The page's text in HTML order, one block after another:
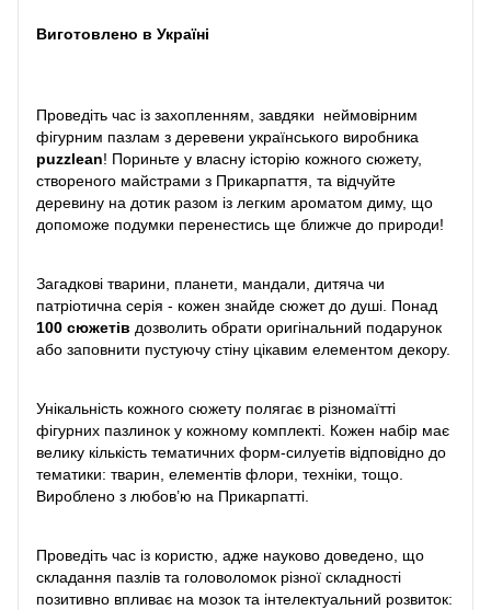
Виготовлено в Україні
Проведіть час із захопленням, завдяки неймовірним
фігурним пазлам з деревени українського виробника
puzzlean! Пориньте у власну історію кожного сюжету,
створеного майстрами з Прикарпаття, та відчуйте
деревину на дотик разом із легким ароматом диму, що
допоможе подумки перенестись ще ближче до природи!
Загадкові тварини, планети, мандали, дитяча чи
патріотична серія - кожен знайде сюжет до душі. Понад
100 сюжетів дозволить обрати оригінальний подарунок
або заповнити пустуючу стіну цікавим елементом декору.
Унікальність кожного сюжету полягає в різномаїтті
фігурних пазлинок у кожному комплекті. Кожен набір має
велику кількість тематичних форм-силуетів відповідно до
тематики: тварин, елементів флори, техніки, тощо.
Вироблено з любов’ю на Прикарпатті.
Проведіть час із користю, адже науково доведено, що
складання пазлів та головоломок різної складності
позитивно впливає на мозок та інтелектуальний розвиток: